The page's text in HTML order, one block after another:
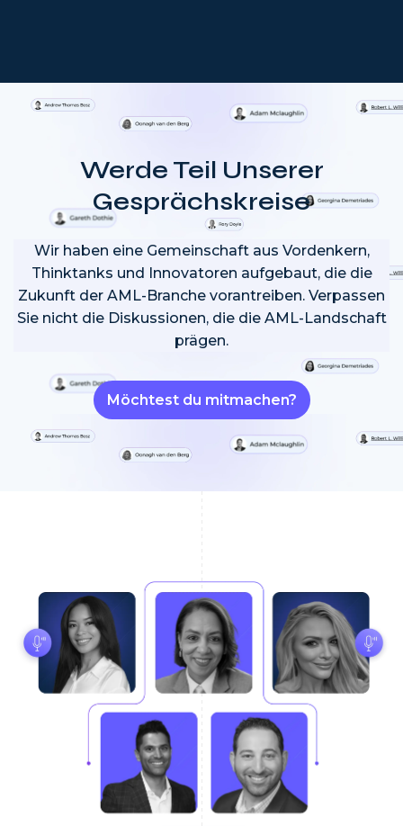
Werde Teil Unserer
Gesprächskreise
Wir haben eine Gemeinschaft aus Vordenkern,
Thinktanks und Innovatoren aufgebaut, die die
Zukunft der AML-Branche vorantreiben. Verpassen
Sie nicht die Diskussionen, die die AML-Landschaft
prägen.
Möchtest du mitmachen?